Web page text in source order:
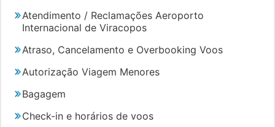
Atendimento / Reclamações Aeroporto
Internacional de Viracopos
Atraso, Cancelamento e Overbooking Voos
Autorização Viagem Menores
Bagagem
Check-in e horários de voos